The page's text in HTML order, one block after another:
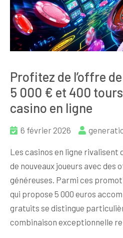
Profitez de l’offre
5 000 € et 400
casino en ligne
6 février 2026
Les casinos en ligne
de nouveaux joueurs avec des
généreuses. Parmi ces
qui propose 5 000 euros
gratuits se distingue
combinaison exceptionnelle